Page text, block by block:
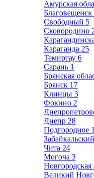
Амурская
Благовещенск
Свободный 5
Сковородино
Караганда 25
Темиртау 6
Сарань 1
Брянская
Брянск 17
Клинцы 3
Фокино 2
Днепр 28
Подгородное 1
Чита 24
Могоча 3
Новгородская
Великий